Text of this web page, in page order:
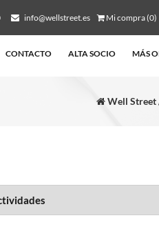
info@wellstreet.es Mi compra (0)
CONTACTO ALTA SOCIO MÁS
Well Street